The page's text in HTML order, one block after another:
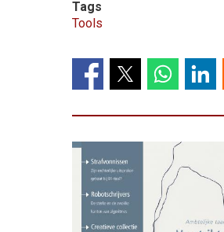
Tags
Tools